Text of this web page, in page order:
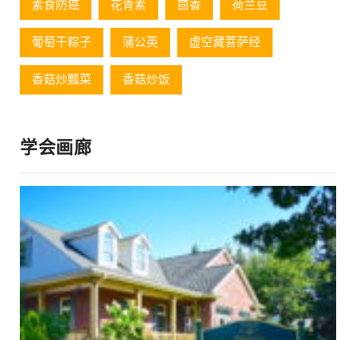
素食防癌 花青素 茴香 荷兰豆
葡萄⼲粽⼦ 蒲公英 虚空藏菩萨经
香菇炒瓢菜 香菇炒饭
学会画廊